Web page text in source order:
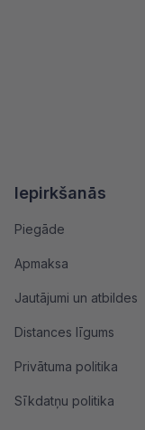
Iepirkšanās
Piegāde
Apmaksa
Jautājumi un atbildes
Distances līgums
Privātuma politika
Sīkdatņu politika